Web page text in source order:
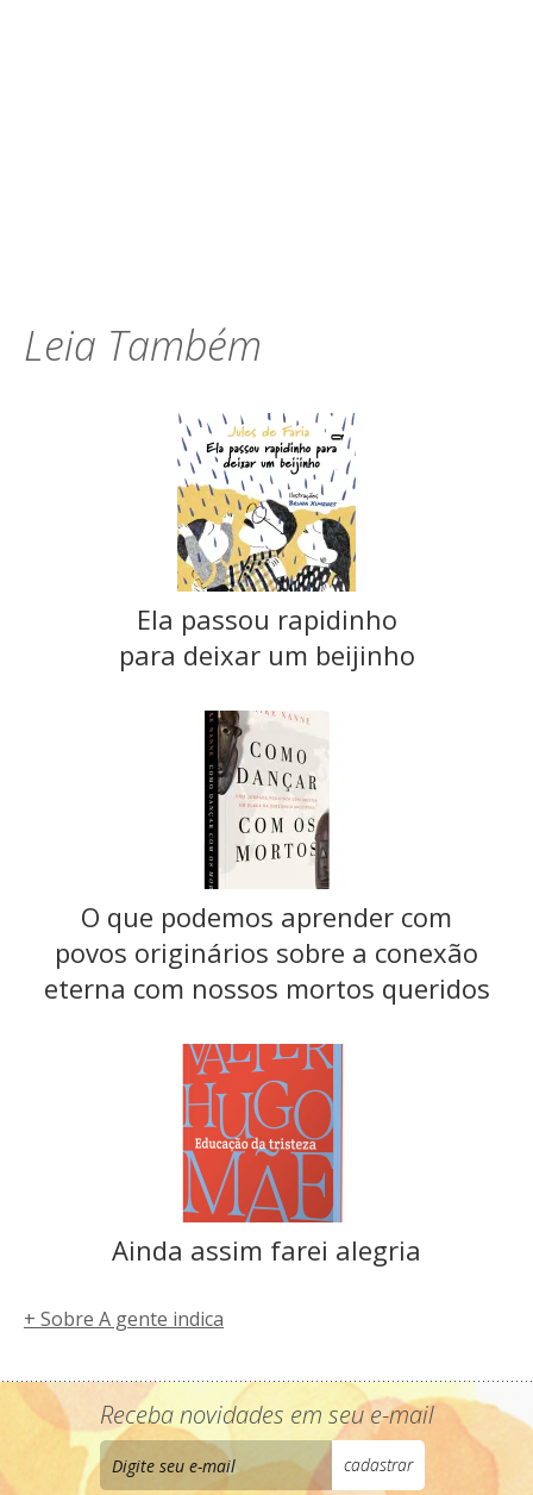
Leia Também
Ela passou rapidinho
para deixar um beijinho
O que podemos aprender com
povos originários sobre a conexão
eterna com nossos mortos queridos
Ainda assim farei alegria
+ Sobre A gente indica
Receba novidades em seu e-mail